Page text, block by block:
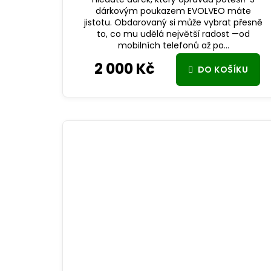
dárkovým poukazem EVOLVEO máte
jistotu. Obdarovaný si může vybrat přesně
to, co mu udělá největší radost —od
mobilních telefonů až po...
2 000 Kč DO KOŠÍKU